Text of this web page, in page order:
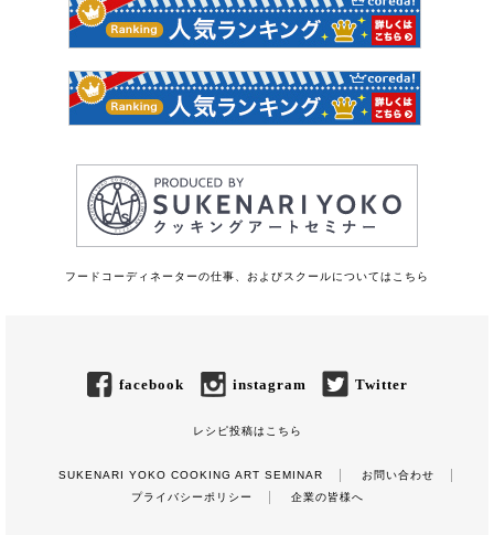
フードコーディネーターの仕事、およびスクールについてはこちら
facebook instagram Twitter
レシピ投稿はこちら
SUKENARI YOKO COOKING ART SEMINAR
お問い合わせ
プライバシーポリシー
企業の皆様へ